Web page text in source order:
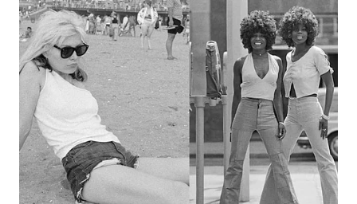
WN
SUMEDANG
CIANJUR
WN
KEPULAUAN
SERIBU